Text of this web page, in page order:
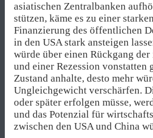
asiatischen Zentralbanken
stützen, käme es zu einer
Finanzierung des öffentlichen
in den USA stark ansteigen
würde über einen Rückgang
und einer Rezession vonstatten
Zustand anhalte, desto mehr
Ungleichgewicht verschärfen.
oder später erfolgen müsse,
und das Potenzial für
zwischen den USA und China